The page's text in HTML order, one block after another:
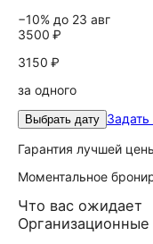
−10% до 23 авг
3500 ₽
3150 ₽
за одного
Выбрать дату
Гарантия лучшей
Моментальное
Что вас ожидает
Организационные